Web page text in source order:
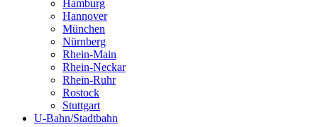
Hamburg
Hannover
München
Nürnberg
Rhein-Main
Rhein-Neckar
Rhein-Ruhr
Rostock
Stuttgart
U-Bahn/Stadtbahn